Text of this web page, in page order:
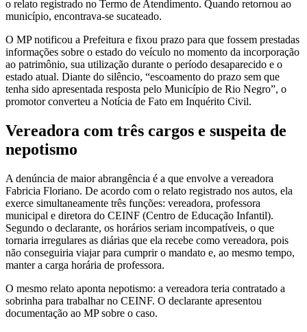
o relato registrado no Termo de Atendimento. Quando retornou ao
município, encontrava-se sucateado.
O MP notificou a Prefeitura e fixou prazo para que fossem prestadas
informações sobre o estado do veículo no momento da incorporação
ao patrimônio, sua utilização durante o período desaparecido e o
estado atual. Diante do silêncio, “escoamento do prazo sem que
tenha sido apresentada resposta pelo Município de Rio Negro”, o
promotor converteu a Notícia de Fato em Inquérito Civil.
Vereadora com três cargos e suspeita de
nepotismo
A denúncia de maior abrangência é a que envolve a vereadora
Fabricia Floriano. De acordo com o relato registrado nos autos, ela
exerce simultaneamente três funções: vereadora, professora
municipal e diretora do CEINF (Centro de Educação Infantil).
Segundo o declarante, os horários seriam incompatíveis, o que
tornaria irregulares as diárias que ela recebe como vereadora, pois
não conseguiria viajar para cumprir o mandato e, ao mesmo tempo,
manter a carga horária de professora.
O mesmo relato aponta nepotismo: a vereadora teria contratado a
sobrinha para trabalhar no CEINF. O declarante apresentou
documentação ao MP sobre o caso.